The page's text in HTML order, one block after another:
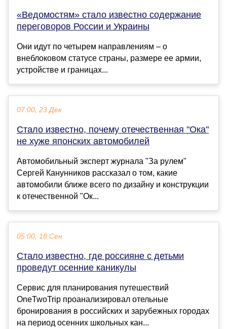
«Ведомостям» стало известно содержание
переговоров России и Украины
Они идут по четырем направлениям – о
внеблоковом статусе страны, размере ее армии,
устройстве и границах...
07:00, 23 Дек
Стало известно, почему отечественная "Ока"
не хуже японских автомобилей
Автомобильный эксперт журнала "За рулем"
Сергей Канунников рассказал о том, какие
автомобили ближе всего по дизайну и конструкции
к отечественной "Ок...
05:00, 18 Сен
Стало известно, где россияне с детьми
проведут осенние каникулы
Сервис для планирования путешествий
OneTwoTrip проанализировал отельные
бронирования в российских и зарубежных городах
на период осенних школьных кан...